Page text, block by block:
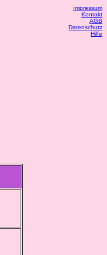
Impressum
Kontakt
AGB
Datenschutz
Hilfe